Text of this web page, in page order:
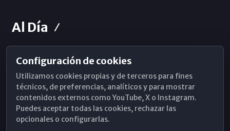
Al Día
Horarios de Misa
Hemeroteca
WhatsApp
Configuración de cookies
Utilizamos cookies propias y de terceros para fines
técnicos, de preferencias, analíticos y para mostrar
contenidos externos como YouTube, X o Instagram.
Puedes aceptar todas las cookies, rechazar las
opcionales o configurarlas.